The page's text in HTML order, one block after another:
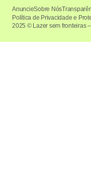
2025 © Lazer sem fronteiras
AnuncieSobre Nós
Política de Privacidade e